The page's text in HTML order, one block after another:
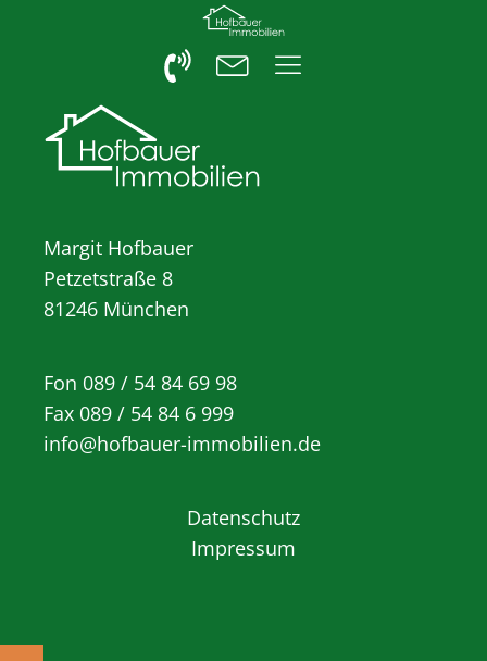
Margit Hofbauer
Petzetstraße 8
81246 München
Fon 089 / 54 84 69 98
Fax 089 / 54 84 6 999
info@hofbauer-immobilien.de
Datenschutz
Impressum